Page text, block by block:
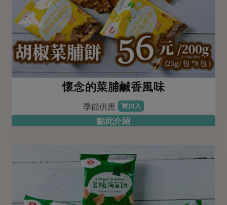
懷念的菜脯鹹香風味
季節供應 加入
點此介紹